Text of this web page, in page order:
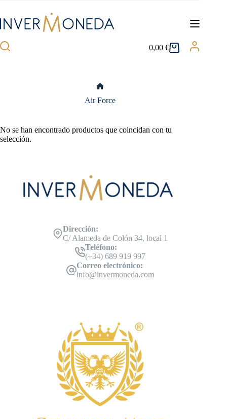
contenido
Carro
0,00€
Air Force
No se han encontrado productos que coincidan con tu
selección.
Dirección:
C/ Alameda de Colón 34, local 1
Teléfono:
(+34) 689 919 997
Correo electrónico:
info@invermoneda.com